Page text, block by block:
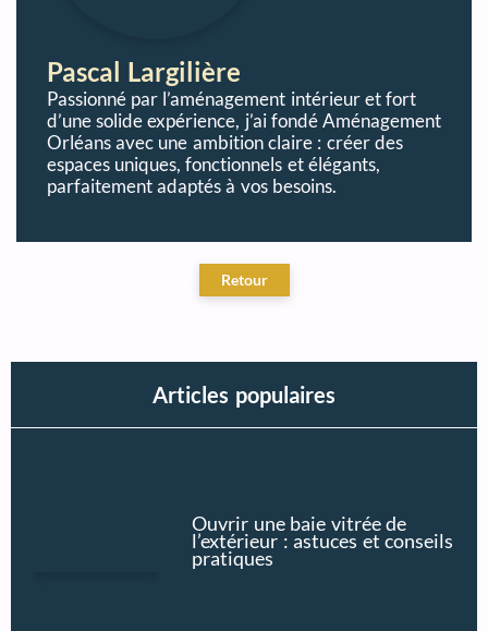
Pascal Largilière
Passionné par l’aménagement intérieur et fort
d’une solide expérience, j’ai fondé Aménagement
Orléans avec une ambition claire : créer des
espaces uniques, fonctionnels et élégants,
parfaitement adaptés à vos besoins.
Articles populaires
Ouvrir une baie vitrée de
l’extérieur : astuces et conseils
pratiques